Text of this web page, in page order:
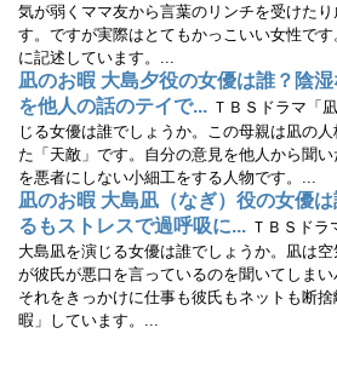
気が弱くママ友から言葉のリンチを受けた
す。ですが実際はとてもかっこいい女性で
に記述しています。...
凪のお暇 大島夕役の女優は誰？陰
を他人の話のテイで... ＴＢＳドラマ「
じる女優は誰でしょうか。この母親は凪の
た「天敵」です。自分の意見を他人から聞
を悪者にしない小細工をする人物です。...
凪のお暇 大島凪（なぎ）役の女優
るもストレスで過呼吸に... ＴＢＳドラ
大島凪を演じる女優は誰でしょうか。凪は
が彼氏が悪口を言っているのを聞いてしまい
それをきっかけに仕事も彼氏もネットも断
暇」しています。...